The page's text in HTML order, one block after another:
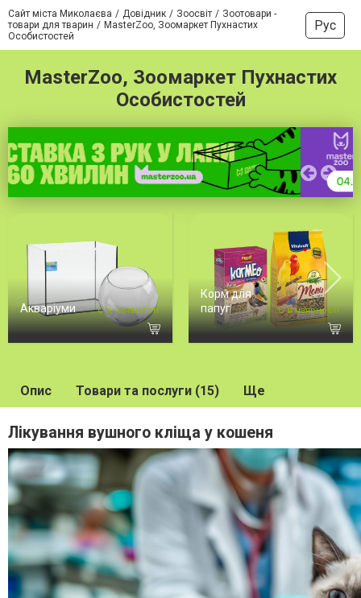
Сайт міста Миколаєва Довідник Зоосвіт
Зоотовари -
товари для тварин
MasterZoo, Зоомаркет Пухнастих
Особистостей
Рус
MasterZoo, Зоомаркет Пухнастих
Особистостей
Акваріуми Є в наявності
Корм для
папуг
Є в наявності
Опис Товари та послуги (15) Ще
Лікування вушного кліща у кошеня